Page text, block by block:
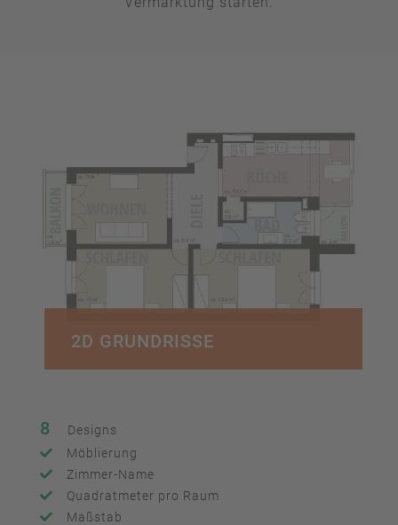
2D GRUNDRISSE
8
Designs
Möblierung
Zimmer-Name
Quadratmeter pro Raum
Maßstab